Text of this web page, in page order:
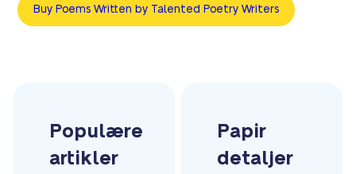
Buy Poems Written by Talented Poetry Writers
Populære
artikler
Papir
detaljer